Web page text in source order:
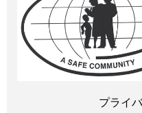
プライ